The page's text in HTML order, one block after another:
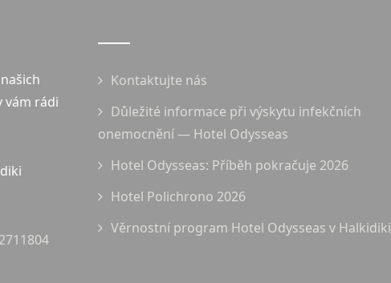
vám rádi
Kontaktujte nás
Důležité informace při výskytu infekčních
onemocnění — Hotel Odysseas
Hotel Odysseas: Příběh pokračuje 2026
Hotel Polichrono 2026
Věrnostní program Hotel Odysseas v Halkidiki